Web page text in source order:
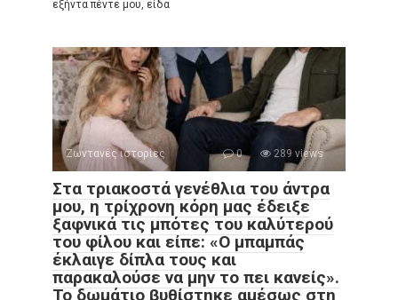
εξήντα πέντε μου, είδα
Ζωντανές ιστορίες 0 289 views
Στα τριακοστά γενέθλια του άντρα
μου, η τρίχρονη κόρη μας έδειξε
ξαφνικά τις μπότες του καλύτερού
του φίλου και είπε: «Ο μπαμπάς
έκλαιγε δίπλα τους και
παρακαλούσε να μην το πει κανείς».
Το δωμάτιο βυθίστηκε αμέσως στη